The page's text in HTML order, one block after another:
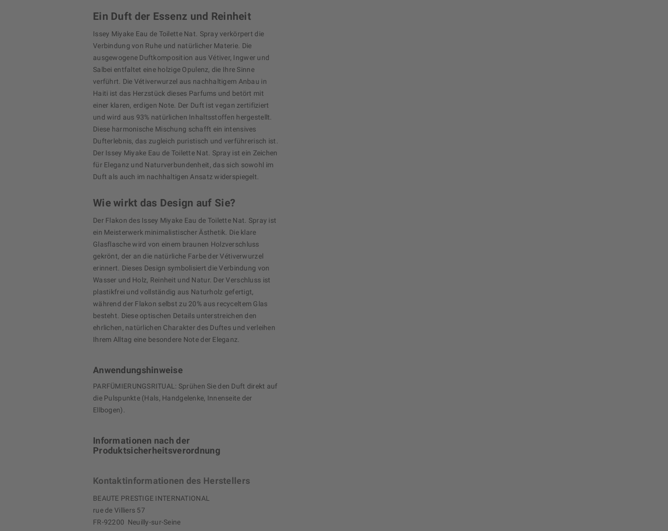
Ein Duft der Essenz und Reinheit
Issey Miyake Eau de Toilette Nat. Spray verkörpert die
Verbindung von Ruhe und natürlicher Materie. Die
ausgewogene Duftkomposition aus Vétiver, Ingwer und
Salbei entfaltet eine holzige Opulenz, die Ihre Sinne
verführt. Die Vétiverwurzel aus nachhaltigem Anbau in
Haiti ist das Herzstück dieses Parfums und betört mit
einer klaren, erdigen Note. Der Duft ist vegan zertifiziert
und wird aus 93% natürlichen Inhaltsstoffen hergestellt.
Diese harmonische Mischung schafft ein intensives
Dufterlebnis, das zugleich puristisch und verführerisch ist.
Der Issey Miyake Eau de Toilette Nat. Spray ist ein Zeichen
für Eleganz und Naturverbundenheit, das sich sowohl im
Duft als auch im nachhaltigen Ansatz widerspiegelt.
Wie wirkt das Design auf Sie?
Der Flakon des Issey Miyake Eau de Toilette Nat. Spray ist
ein Meisterwerk minimalistischer Ästhetik. Die klare
Glasflasche wird von einem braunen Holzverschluss
gekrönt, der an die natürliche Farbe der Vétiverwurzel
erinnert. Dieses Design symbolisiert die Verbindung von
Wasser und Holz, Reinheit und Natur. Der Verschluss ist
plastikfrei und vollständig aus Naturholz gefertigt,
während der Flakon selbst zu 20% aus recyceltem Glas
besteht. Diese optischen Details unterstreichen den
ehrlichen, natürlichen Charakter des Duftes und verleihen
Ihrem Alltag eine besondere Note der Eleganz.
Anwendungshinweise
PARFÜMIERUNGSRITUAL: Sprühen Sie den Duft direkt auf
die Pulspunkte (Hals, Handgelenke, Innenseite der
Ellbogen).
Informationen nach der
Produktsicherheitsverordnung
Kontaktinformationen des Herstellers
BEAUTE PRESTIGE INTERNATIONAL
rue de Villiers 57
FR-92200 Neuilly-sur-Seine